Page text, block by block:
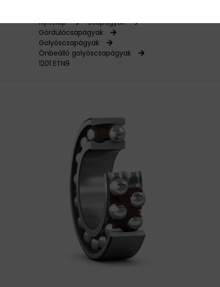
KÉZISZERSZÁMOK
HAJTÁSTECHNIKA
VÁSÁRLÁSI INFORMÁCIÓK
Nyitólap
Csapágyak
Gördülőcsapágyak
Golyóscsapágyak
Önbeálló golyóscsapágyak
1201 ETN9